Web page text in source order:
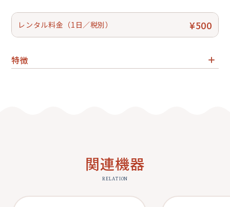
レンタル料金（1日／税別） ¥500
特徴
関連機器
RELATION